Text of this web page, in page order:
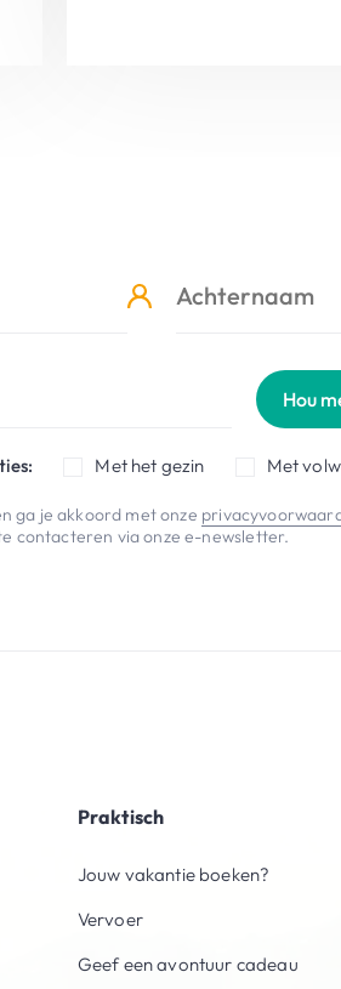
Hou
Met het gezin Met
ga je akkoord met onze
contacteren via onze e-newsletter.
Praktisch
Jouw vakantie boeken?
Vervoer
Geef een avontuur cadeau